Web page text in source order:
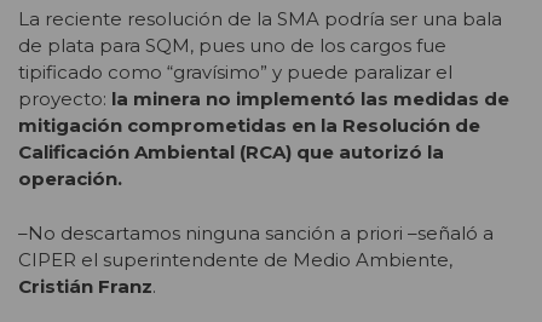
La reciente resolución de la SMA podría ser una bala
de plata para SQM, pues uno de los cargos fue
tipificado como “gravísimo” y puede paralizar el
proyecto: la minera no implementó las medidas de
mitigación comprometidas en la Resolución de
Calificación Ambiental (RCA) que autorizó la
operación.
–No descartamos ninguna sanción a priori –señaló a
CIPER el superintendente de Medio Ambiente,
Cristián Franz.